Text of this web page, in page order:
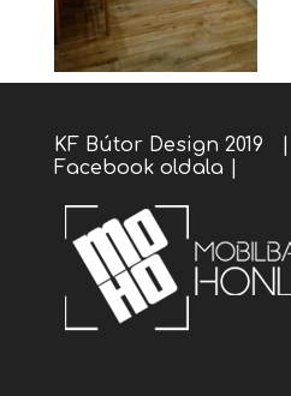
KF Bútor Design 2019 |
Facebook oldala